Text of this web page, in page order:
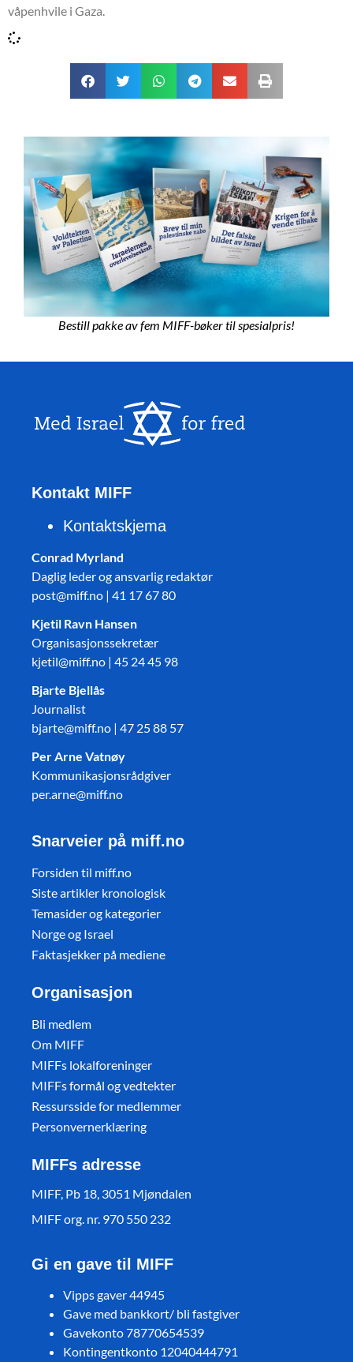
våpenhvile i Gaza.
Bestill pakke av fem MIFF-bøker til spesialpris!
Kontakt MIFF
Kontaktskjema
Conrad Myrland
Daglig leder og ansvarlig redaktør
post@miff.no | 41 17 67 80
Kjetil Ravn Hansen
Organisasjonssekretær
kjetil@miff.no | 45 24 45 98
Bjarte Bjellås
Journalist
bjarte@miff.no | 47 25 88 57
Per Arne Vatnøy
Kommunikasjonsrådgiver
per.arne@miff.no
Snarveier på miff.no
Forsiden til miff.no
Siste artikler kronologisk
Temasider og kategorier
Norge og Israel
Faktasjekker på mediene
Organisasjon
Bli medlem
Om MIFF
MIFFs lokalforeninger
MIFFs formål og vedtekter
Ressursside for medlemmer
Personvernerklæring
MIFFs adresse
MIFF, Pb 18, 3051 Mjøndalen
MIFF org. nr. 970 550 232
Gi en gave til MIFF
Vipps gaver 44945
Gave med bankkort/ bli fastgiver
Gavekonto 78770654539
Kontingentkonto 12040444791